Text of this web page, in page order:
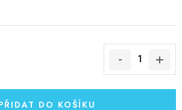
DO KOŠÍKU